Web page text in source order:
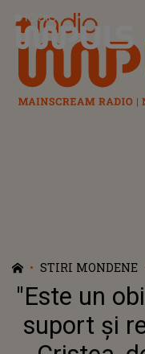
Radio Impuls
STIRI MONDENE
"Este un
suport și